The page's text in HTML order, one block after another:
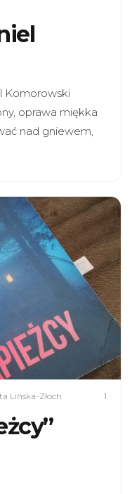
Komorowski
oprawa miękka
nad gniewem,
Lińska-Złoch 1